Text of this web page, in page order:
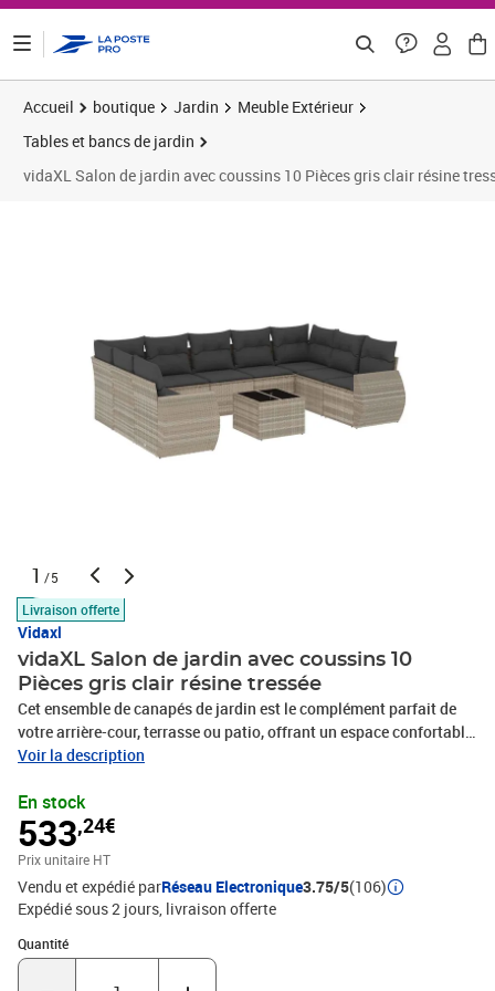
Accueil boutique Jardin
Meuble Extérieur
Tables et bancs de jardin
vidaXL Salon de jardin avec coussins 10 Pièces gris clair résine
1 /5
Livraison offerte
Vidaxl
vidaXL Salon de jardin avec coussins 10
Pièces gris clair résine tressée
Cet ensemble de canapés de jardin est le complément parfait de
votre arrière-cour, terrasse ou patio, offrant un espace confortable
et accueillant pour discuter avec la famille et les amis ou
la résine tressée, également connue sous le nom de poly rotin, est
un matériau synthétique solide et nécessitant peu d'entretien qui
ressemble au rotin naturel. Il est léger, facile à nettoyer et
couramment utilisé pour les meubles d'extérieur en raison de sa
durabilité et de ses propriétés de résistance aux
intempéries.Fonction de rangement avec sac résistant à l'eau :
chaque siège de jardin dispose d'un espace de rangement sous
l'assise, complété par un sac résistant à l'eau pour ranger les
Voir la description
En stock
533,24€
Prix unitaire HT
Vendu et expédié parRéseau Electronique3.75/5(106)
Expédié sous 2 jours livraison offerte
Quantité
Quantité : 1